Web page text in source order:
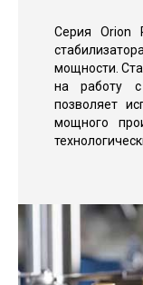
Серия Orion
мощности.
на работу
позволяет
мощного